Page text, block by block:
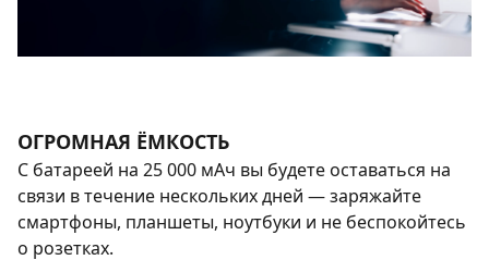
ОГРОМНАЯ ЁМКОСТЬ
С батареей на 25 000 мАч вы будете оставаться на
связи в течение нескольких дней — заряжайте
смартфоны, планшеты, ноутбуки и не беспокойтесь
о розетках.